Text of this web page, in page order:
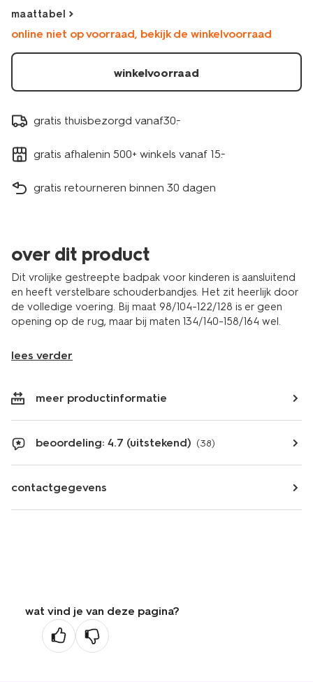
22250080YELLOW.html
maattabel
online niet op voorraad, bekijk de winkelvoorraad
winkelvoorraad
gratis thuisbezorgd vanaf30.-
gratis afhalenin 500+ winkels vanaf 15.-
gratis retourneren binnen 30 dagen
over dit product
Dit vrolijke gestreepte badpak voor kinderen is aansluitend
en heeft verstelbare schouderbandjes. Het zit heerlijk door
de volledige voering. Bij maat 98/104-122/128 is er geen
opening op de rug, maar bij maten 134/140-158/164 wel.
lees verder
meer productinformatie
beoordeling: 4.7 (uitstekend) (38)
contactgegevens
wat vind je van deze pagina?